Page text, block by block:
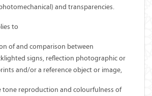
and transparencies.
to
of and comparison between
signs, reflection photographic or
and/or a reference object or image,
tone reproduction and colourfulness of